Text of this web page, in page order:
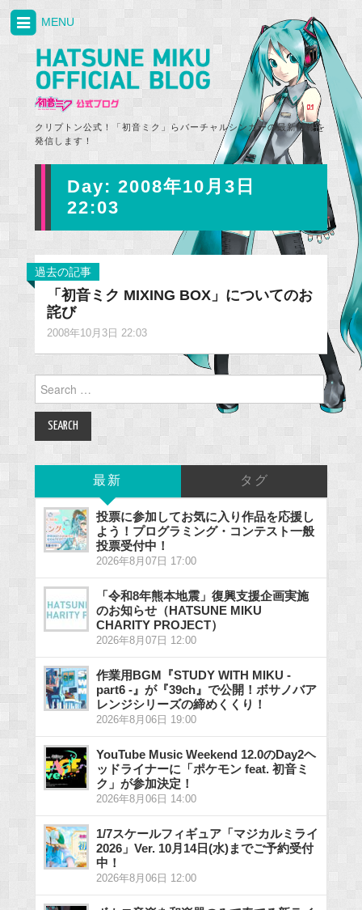
クリプトン公式！「初音ミク」らバーチャルシンガーの最新情報を
発信します！
MENU
Day: 2008年10月3日
22:03
過去の記事
「初音ミク MIXING BOX」についてのお
詫び
2008年10月3日 22:03
Search
for:
最新 タグ
投票に参加してお気に入り作品を応援し
よう！プログラミング・コンテスト一般
投票受付中！
2026年8月07日 17:00
「令和8年熊本地震」復興支援企画実施
のお知らせ（HATSUNE MIKU
CHARITY PROJECT）
2026年8月07日 12:00
作業用BGM『STUDY WITH MIKU -
part6 -』が『39ch』で公開！ボサノバア
レンジシリーズの締めくくり！
2026年8月06日 19:00
YouTube Music Weekend 12.0のDay2ヘ
ッドライナーに「ポケモン feat. 初音ミ
ク」が参加決定！
2026年8月06日 14:00
1/7スケールフィギュア「マジカルミライ
2026」Ver. 10月14日(水)までご予約受付
中！
2026年8月06日 12:00